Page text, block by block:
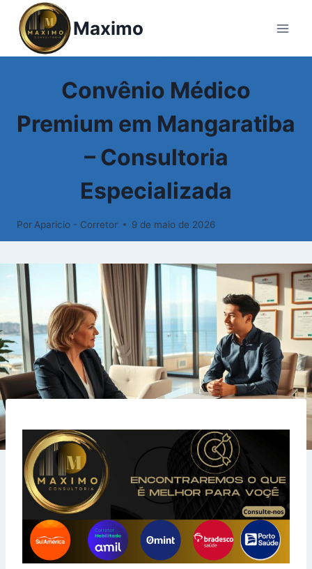
Maximo
Convênio Médico
Premium em Mangaratiba
– Consultoria
Especializada
Por Aparicio - Corretor 9 de maio de 2026